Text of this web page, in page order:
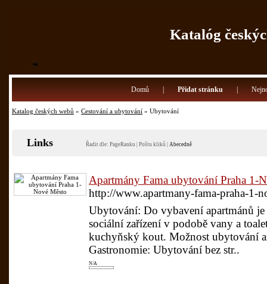
Katalóg
Domů Přidat stránku
Katalog českých webů » Cestování a ubytování » Ubytování
Links Řadit dle: PageRanku Poštu kliků Abecedně
Apartmány Fama ubytování Praha 1-
http://www.apartmany-fama-praha-1-
Ubytování: Do vybavení apartmánů je
sociální zařízení v podobě vany a
kuchyňský kout. Možnost ubytování
Gastronomie: Ubytování bez str..
N/A